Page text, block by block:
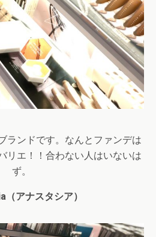
ランドです。なんとファンデは
リエ！！合わない人はいないは
ず。
（アナスタシア）